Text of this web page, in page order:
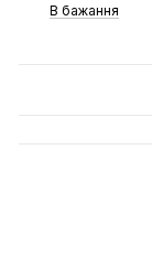
В бажання